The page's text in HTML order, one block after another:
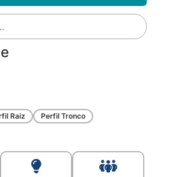
Raiz Perfil Tronco